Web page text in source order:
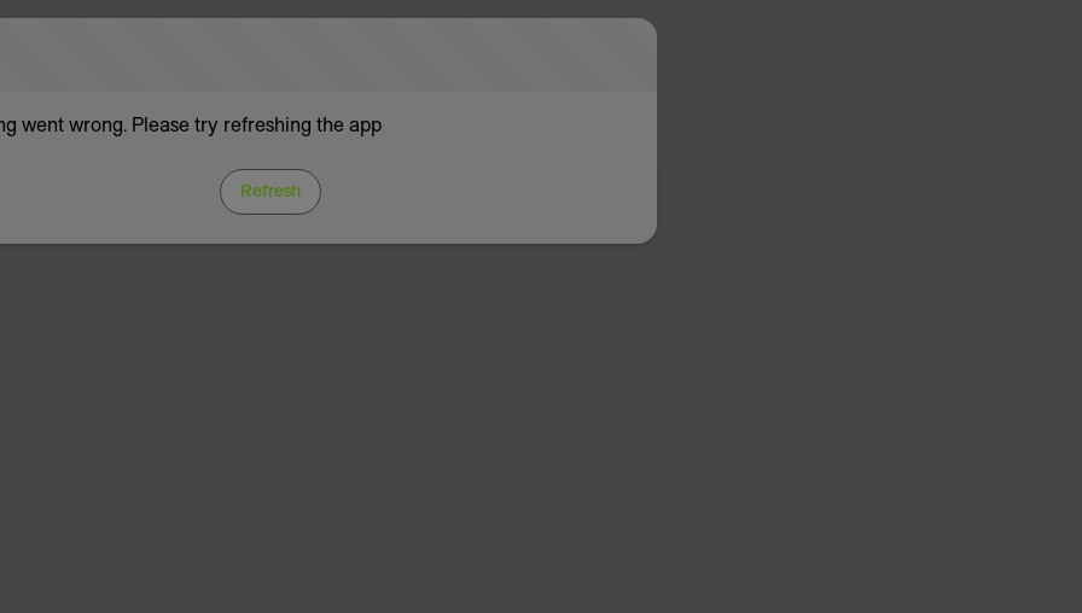
went wrong. Please try refreshing the app
Refresh